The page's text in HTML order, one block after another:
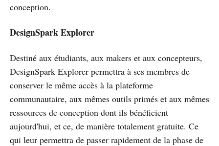
conception.
DesignSpark Explorer
Destiné aux étudiants, aux makers et aux concepteurs,
DesignSpark Explorer permettra à ses membres de
conserver le même accès à la plateforme
communautaire, aux mêmes outils primés et aux mêmes
ressources de conception dont ils bénéficient
aujourd'hui, et ce, de manière totalement gratuite. Ce
qui leur permettra de passer rapidement de la phase de